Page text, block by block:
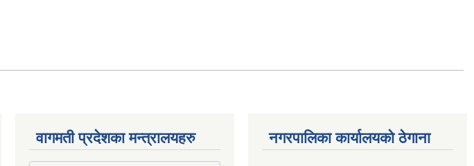
वागमती प्रदेशका मन्त्रालयहरु नगरपालिका कार्यालयको ठेगाना